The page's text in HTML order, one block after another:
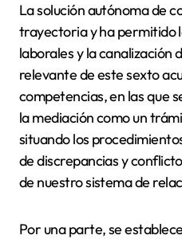
La solución autónoma de
trayectoria y ha permitido
laborales y la canalización
relevante de este sexto
competencias, en las que
la mediación como un
situando los
de discrepancias y
de nuestro sistema de
Por una parte, se